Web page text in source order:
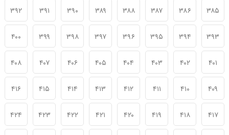
۳۸۵ ۳۸۶ ۳۸۷ ۳۸۸ ۳۸۹ ۳۹۰ ۳۹۱ ۳۹۲
۳۹۳ ۳۹۴ ۳۹۵ ۳۹۶ ۳۹۷ ۳۹۸ ۳۹۹ ۴۰۰
۴۰۱ ۴۰۲ ۴۰۳ ۴۰۴ ۴۰۵ ۴۰۶ ۴۰۷ ۴۰۸
۴۰۹ ۴۱۰ ۴۱۱ ۴۱۲ ۴۱۳ ۴۱۴ ۴۱۵ ۴۱۶
۴۱۷ ۴۱۸ ۴۱۹ ۴۲۰ ۴۲۱ ۴۲۲ ۴۲۳ ۴۲۴